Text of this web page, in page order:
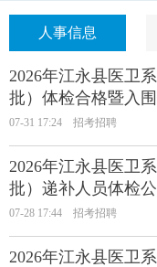
人事信息
2026年江永县医卫
批）体检合格暨入
07-31 17:24 招考招聘
2026年江永县医卫
批）递补人员体检
07-28 17:44 招考招聘
2026年江永县医卫